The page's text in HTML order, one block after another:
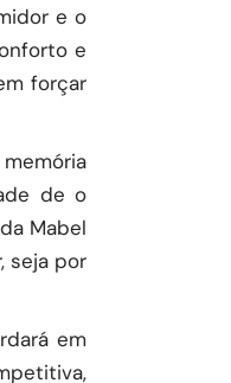
e o
e
forçar
de o
Mabel
seja por
em